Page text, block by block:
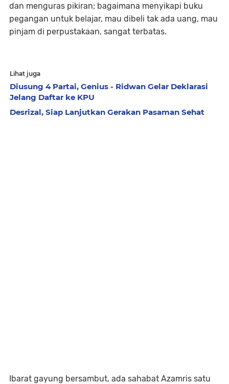
dan menguras pikiran; bagaimana menyikapi buku
pegangan untuk belajar, mau dibeli tak ada uang, mau
pinjam di perpustakaan, sangat terbatas.
Lihat juga
Diusung 4 Partai, Genius - Ridwan Gelar Deklarasi
Jelang Daftar ke KPU
Desrizal, Siap Lanjutkan Gerakan Pasaman Sehat
Ibarat gayung bersambut, ada sahabat Azamris satu